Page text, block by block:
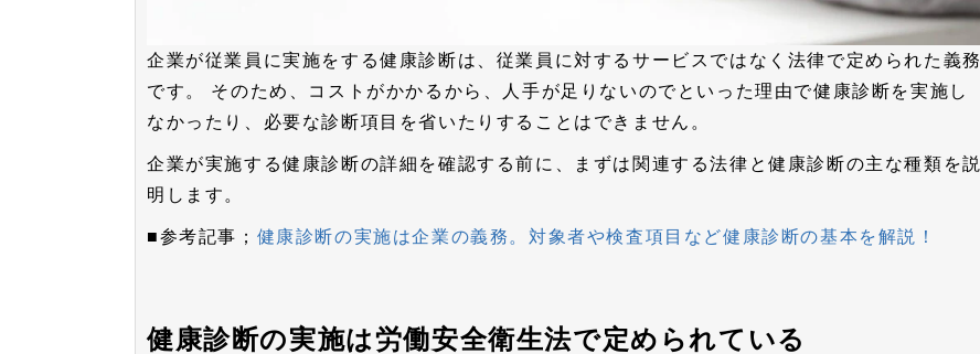
企業が従業員に実施をする健康診断は、従業員に対するサービスではなく法律で定められた義務
です。
そのため、コストがかかるから、人手が足りないのでといった理由で健康診断を実施し
なかったり、必要な診断項目を省いたりすることはできません。
企業が実施する健康診断の詳細を確認する前に、まずは関連する法律と健康診断の主な種類を説
明します。
■参考記事； 健康診断の実施は企業の義務。対象者や検査項目など健康診断の基本を解説！
健康診断の実施は労働安全衛生法で定められている